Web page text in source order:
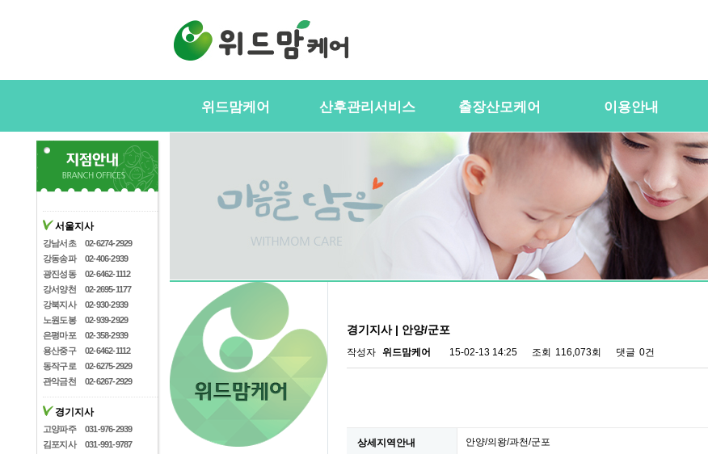
위드맘케어
지사모집
산후관리사모집
산후관리서비스
스
산후관리사 업무
출장산모케어
산전바디케어
산후바디케어
케어매니저 자격요건
유의사항
이용안내
이용절차
이용요금
대여용품
이용약관
서울지사
강남서초
02-6274-2929
강동송파
02-406-2939
광진성동
02-6462-1112
강서양천
02-2695-1177
강북지사
02-930-2939
노원도봉
02-939-2929
은평마포
02-358-2939
용산중구
02-6462-1112
동작구로
02-6275-2929
관악금천
02-6267-2929
경기지사
고양파주
031-976-2939
김포지사
031-991-9787
경기지사 | 안양/군포
작성자 위드맘케어 15-02-13 14:25 조회 116,073회 댓글 0건
상세지역안내 안양/의왕/과천/군포